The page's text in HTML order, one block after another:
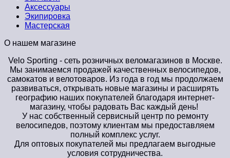
Аксессуары
Экипировка
Мастерская
О нашем магазине
Velo Sporting - сеть розничных веломагазинов в Москве.
Мы занимаемся продажей качественных велосипедов,
самокатов и велотоваров. Из года в год мы продолжаем
развиваться, открывать новые магазины и расширять
географию наших покупателей благодаря интернет-
магазину, чтобы радовать Вас каждый день!
У нас собственный сервисный центр по ремонту
велосипедов, поэтому клиентам мы предоставляем
полный комплекс услуг.
Для оптовых покупателей мы предлагаем выгодные
условия сотрудничества.